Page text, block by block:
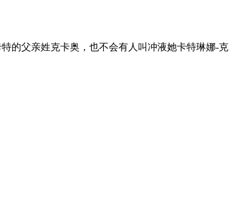
的父亲姓克卡奥，也不会有人叫冲液她卡特琳娜-克